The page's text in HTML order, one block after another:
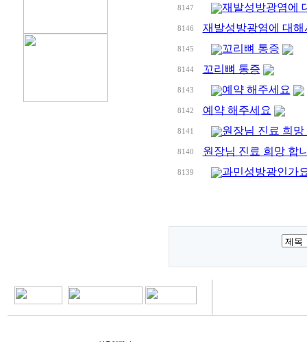
8147 재발성방광염에
8146 재발성방광염에 대해
8145 꼬리뼈 통증
8144 꼬리뼈 통증
8143 예약 해주세요
8142 예약 해주세요
8141 원장님 진료 희망
8140 원장님 진료 희망 합
8139 과민성방광인가